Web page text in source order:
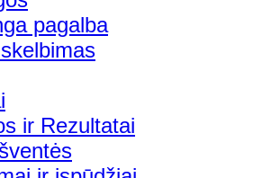
pagalba
ir Rezultatai